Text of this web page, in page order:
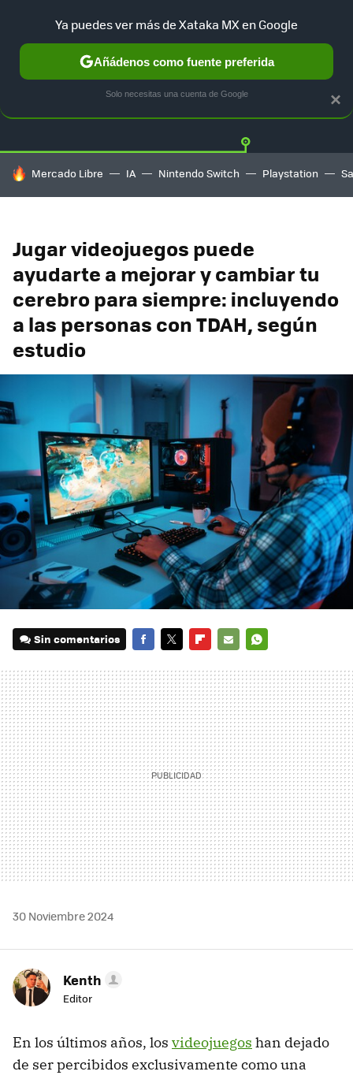
Twitter
HOY SE HABLA DE
Mercado Libre IA Nintendo Switch Playstation
Jugar videojuegos puede
ayudarte a mejorar y cambiar tu
cerebro para siempre: incluyendo
a las personas con TDAH, según
estudio
Sin comentarios
MAIL
30 Noviembre 2024
Kenth
Editor
En los últimos años, los videojuegos han dejado
de ser percibidos exclusivamente como una
×
Ya puedes ver más de Xataka MX en Google
Añádenos como fuente preferida
Solo necesitas una cuenta de Google